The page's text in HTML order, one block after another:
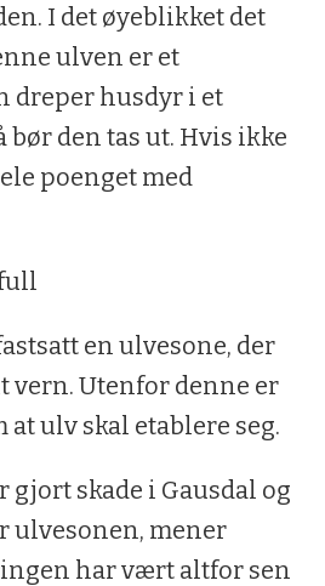
I det øyeblikket det
ulven er et
dreper husdyr i et
bør den tas ut. Hvis ikke
poenget med
en ulvesone, der
Utenfor denne er
at ulv skal etablere seg.
gjort skade i Gausdal og
ulvesonen, mener
har vært altfor sen